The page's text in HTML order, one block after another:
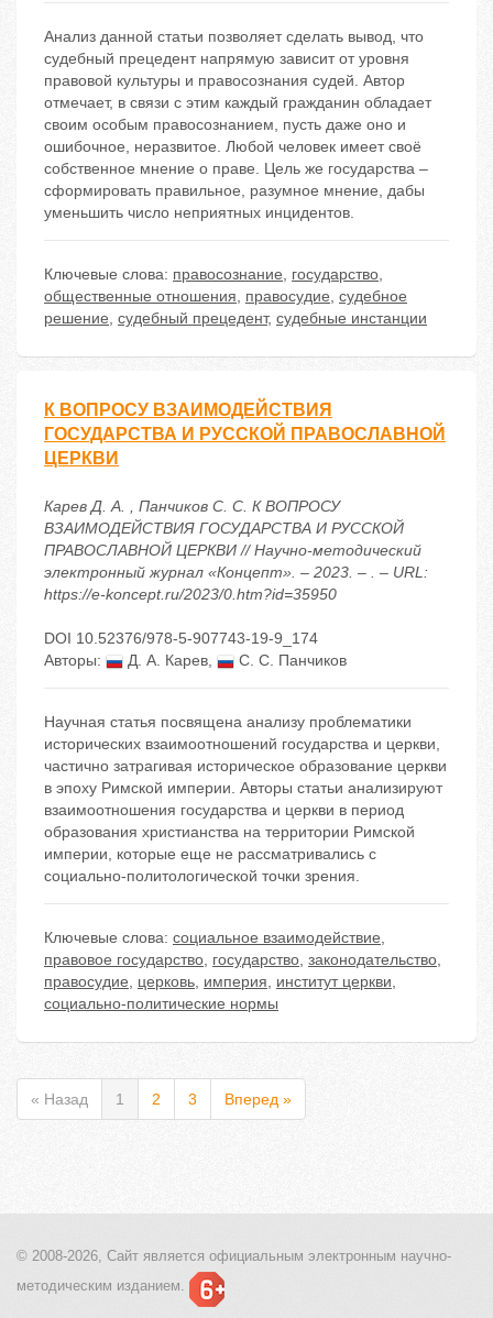
Анализ данной статьи позволяет сделать вывод, что
судебный прецедент напрямую зависит от уровня
правовой культуры и правосознания судей. Автор
отмечает, в связи с этим каждый гражданин обладает
своим особым правосознанием, пусть даже оно и
ошибочное, неразвитое. Любой человек имеет своё
собственное мнение о праве. Цель же государства –
сформировать правильное, разумное мнение, дабы
уменьшить число неприятных инцидентов.
Ключевые слова: правосознание, государство,
общественные отношения, правосудие, судебное
решение, судебный прецедент, судебные инстанции
К ВОПРОСУ ВЗАИМОДЕЙСТВИЯ
ГОСУДАРСТВА И РУССКОЙ ПРАВОСЛАВНОЙ
ЦЕРКВИ
Карев Д. А. , Панчиков С. С. К ВОПРОСУ
ВЗАИМОДЕЙСТВИЯ ГОСУДАРСТВА И РУССКОЙ
ПРАВОСЛАВНОЙ ЦЕРКВИ // Научно-методический
электронный журнал «Концепт». – 2023. – . – URL:
https://e-koncept.ru/2023/0.htm?id=35950
DOI 10.52376/978-5-907743-19-9_174
Авторы:
Д. А. Карев, С. С. Панчиков
Научная статья посвящена анализу проблематики
исторических взаимоотношений государства и церкви,
частично затрагивая историческое образование церкви
в эпоху Римской империи. Авторы статьи анализируют
взаимоотношения государства и церкви в период
образования христианства на территории Римской
империи, которые еще не рассматривались с
социально-политологической точки зрения.
Ключевые слова: социальное взаимодействие,
правовое государство, государство, законодательство,
правосудие, церковь, империя, институт церкви,
социально-политические нормы
« Назад 1 2 3 Вперед »
© 2008-2026, Сайт является официальным электронным научно-
методическим изданием.